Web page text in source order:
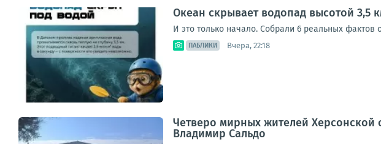
Океан скрывает водопад высотой 3,5
И это только начало. Собрали 6 реальных фактов
ПАБЛИКИ Вчера, 22:18
Четверо мирных жителей Херсонской
Владимир Сальдо